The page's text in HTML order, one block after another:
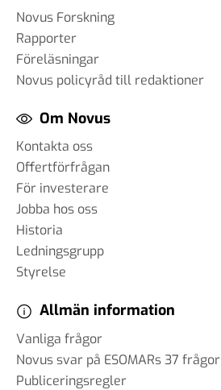
Novus Forskning
Rapporter
Föreläsningar
Novus policyråd till redaktioner
Om Novus
Kontakta oss
Offertförfrågan
För investerare
Jobba hos oss
Historia
Ledningsgrupp
Styrelse
Allmän information
Vanliga frågor
Novus svar på ESOMARs 37 frågor
Publiceringsregler